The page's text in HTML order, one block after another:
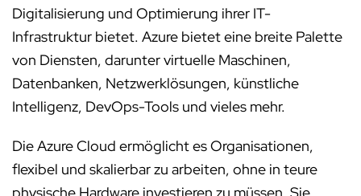
Digitalisierung und Optimierung ihrer IT-
Infrastruktur bietet. Azure bietet eine breite Palette
von Diensten, darunter virtuelle Maschinen,
Datenbanken, Netzwerklösungen, künstliche
Intelligenz, DevOps-Tools und vieles mehr.
Die Azure Cloud ermöglicht es Organisationen,
flexibel und skalierbar zu arbeiten, ohne in teure